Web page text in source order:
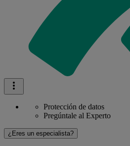
Protección de datos
Pregúntale al Experto
¿Eres un especialista?